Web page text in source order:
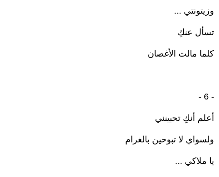
وزيتونتي ...
تسأل عنكِ
كلما مالت الأغصان
- 6 -
أعلم أنكِ تحبينني
ولسواي لا تبوحين بالغرام
يا ملاكي ...